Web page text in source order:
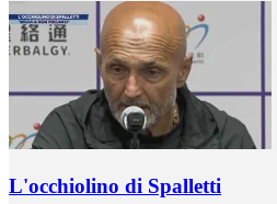
L'occhiolino di Spalletti